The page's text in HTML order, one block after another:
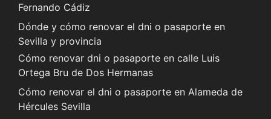
Fernando Cádiz
Dónde y cómo renovar el dni o pasaporte en
Sevilla y provincia
Cómo renovar dni o pasaporte en calle Luis
Ortega Bru de Dos Hermanas
Cómo renovar el dni o pasaporte en Alameda de
Hércules Sevilla